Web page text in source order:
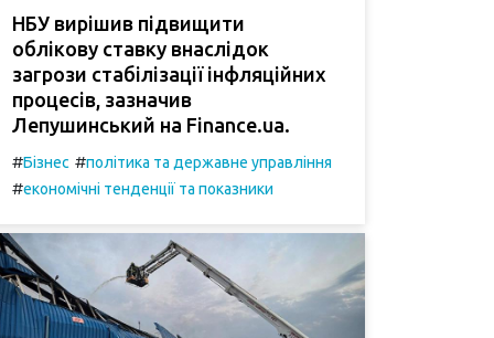
НБУ вирішив підвищити
облікову ставку внаслідок
загрози стабілізації інфляційних
процесів, зазначив
Лепушинський на Finance.ua.
#Бізнес #політика та державне управління
#економічні тенденції та показники